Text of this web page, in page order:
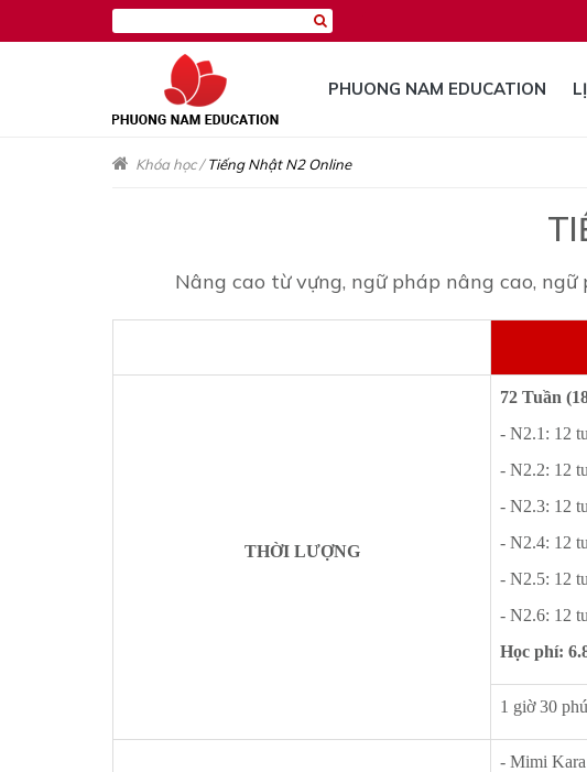
PHUONG NAM EDUCATION
Khóa học/Tiếng Nhật N2 Online
Nâng cao từ vựng, ngữ pháp nâng cao,
THỜI LƯỢNG
72 Tuần
- N2.1: 12
- N2.2: 12
- N2.3: 12
- N2.4: 12
- N2.5: 12
- N2.6: 12
Học phí:
1 giờ 30
- Mimi